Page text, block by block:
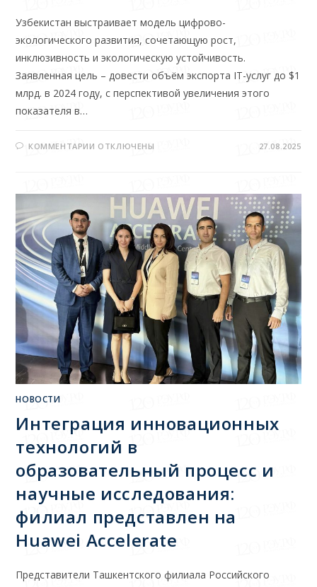
Узбекистан выстраивает модель цифрово-
экологического развития, сочетающую рост,
инклюзивность и экологическую устойчивость.
Заявленная цель – довести объём экспорта IT-услуг до $1
млрд. в 2024 году, с перспективой увеличения этого
показателя в…
КОММЕНТАРИИ ОТКЛЮЧЕНЫ 27.08.2025
НОВОСТИ
Интеграция инновационных
технологий в
образовательный процесс и
научные исследования:
филиал представлен на
Huawei Accelerate
Представители Ташкентского филиала Российского